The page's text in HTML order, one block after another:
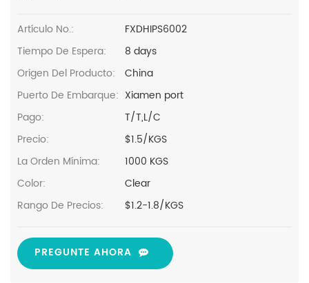
Artículo No.:
FXDHIPS6002
Tiempo De Espera:
8 days
Origen Del Producto:
China
Puerto De Embarque: Xiamen port
Pago:
T/T,L/C
Precio:
$1.5/KGS
La Orden Mínima:
1000 KGS
Color:
Clear
Rango De Precios:
$1.2-1.8/KGS
PREGUNTE AHORA